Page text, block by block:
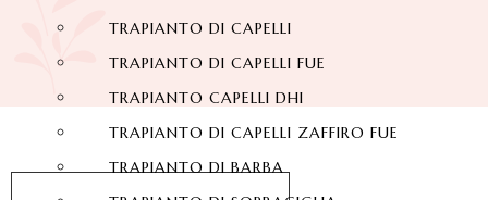
TRAPIANTO DI CAPELLI
TRAPIANTO DI CAPELLI FUE
TRAPIANTO CAPELLI DHI
TRAPIANTO DI CAPELLI ZAFFIRO FUE
TRAPIANTO DI BARBA